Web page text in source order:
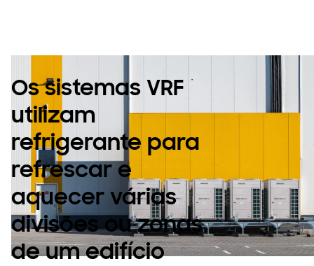
Os sistemas VRF
utilizam
refrigerante para
refrescar e
aquecer várias
divisões ou zonas
de um edifício